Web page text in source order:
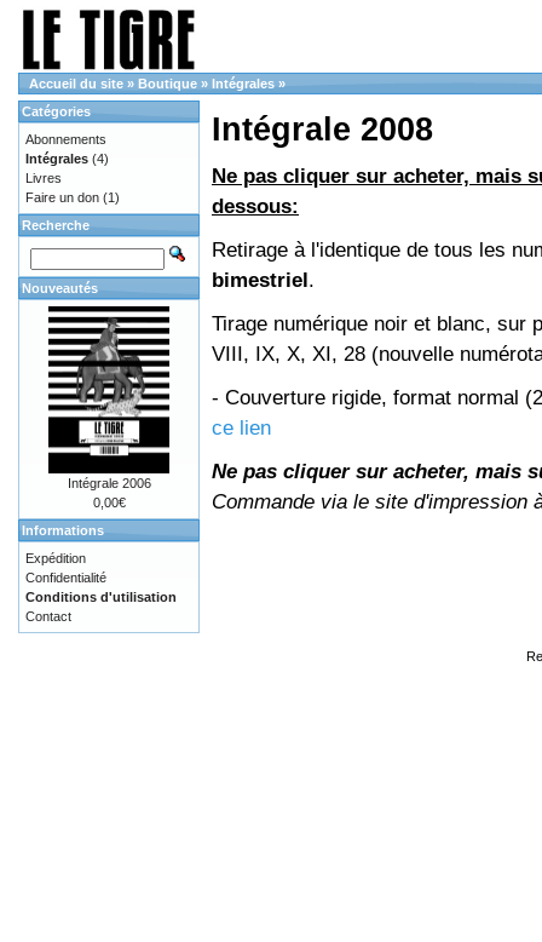
Accueil du site » Boutique » Intégrales »
Intégrale 2008
Ne pas cliquer sur acheter, mais
dessous:
Retirage à l'identique de tous les
bimestriel.
Tirage numérique noir et blanc, sur
VIII, IX, X, XI, 28 (nouvelle
- Couverture rigide, format normal
ce lien
Ne pas cliquer sur acheter, mais
Commande via le site d'impression
Catégories
Abonnements
Intégrales (4)
Livres
Faire un don (1)
Recherche
Nouveautés
Intégrale 2006
0,00€
Informations
Expédition
Confidentialité
Conditions d'utilisation
Contact